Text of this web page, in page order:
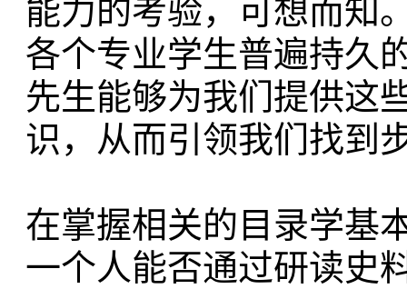
能力的考验，可想而知
各个专业学生普遍持久
先生能够为我们提供这
识，从而引领我们找到
在掌握相关的目录学基
一个人能否通过研读史